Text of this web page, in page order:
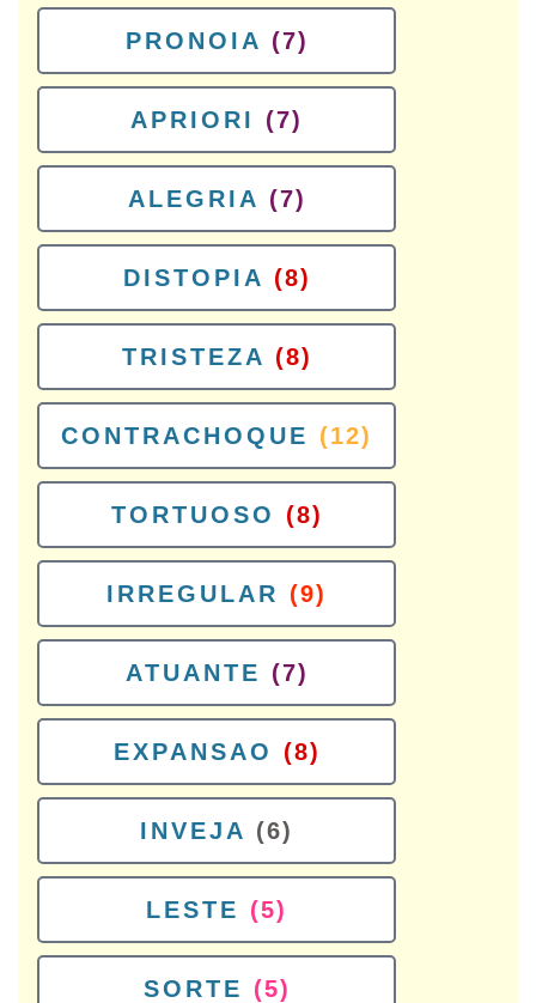
PRONOIA (7)
APRIORI (7)
ALEGRIA (7)
DISTOPIA (8)
TRISTEZA (8)
CONTRACHOQUE (12)
TORTUOSO (8)
IRREGULAR (9)
ATUANTE (7)
EXPANSAO (8)
INVEJA (6)
LESTE (5)
SORTE (5)